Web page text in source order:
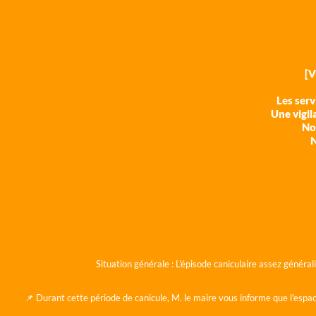
Les
Une
Situation générale : L'épisode caniculaire assez
📌 Durant cette période de canicule, M. le maire vous informe que